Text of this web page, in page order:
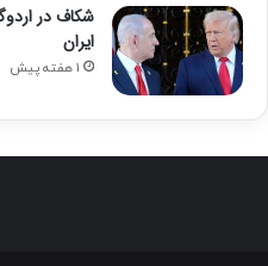
شکاف در
ایران
1 هفته پیش